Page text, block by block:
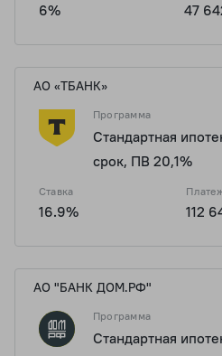
6% 47
АО «ТБАНК»
Программа
Стандартная
срок, ПВ 20,1%
Ставка
16.9% 112
АО "БАНК ДОМ.РФ"
Программа
Стандартная